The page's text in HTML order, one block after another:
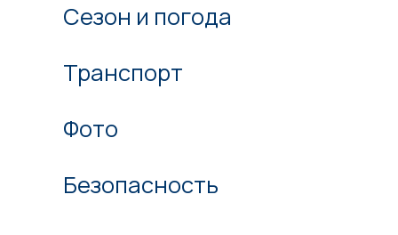
Сезон и погода
Транспорт
Фото
Безопасность